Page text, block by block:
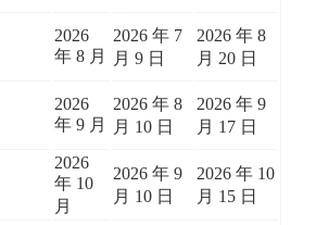
2026
年 8 月
2026 年 7
月 9 日
2026 年 8
月 20 日
2026
年 9 月
2026 年 8
月 10 日
2026 年 9
月 17 日
2026
年 10
月
2026 年 9
月 10 日
2026 年 10
月 15 日